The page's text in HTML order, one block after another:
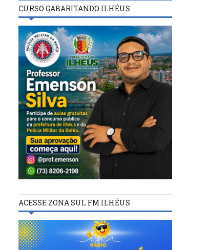
ITABUNA ITABUNA
CURSO GABARITANDO ILHÉUS
ACESSE ZONA SUL FM ILHÉUS